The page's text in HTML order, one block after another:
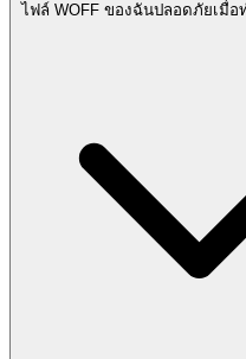
ไฟล์ WOFF ของฉันปลอดภัยเมื่อ